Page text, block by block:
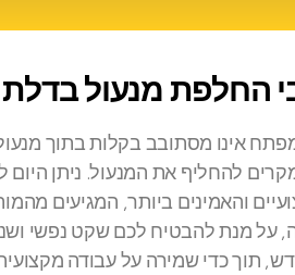
החלפת מנעול
אינו מסתובב בקלות בתוך
להחליף את המנעול. ניתן
והאמינים ביותר, המגיעים
על מנת להבטיח לכם שקט נפשי
תוך כדי שמירה על עבודה